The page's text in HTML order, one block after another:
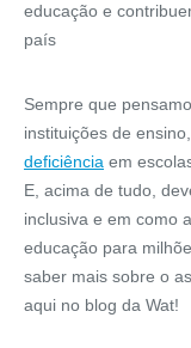
educação e
país
Sempre que
instituições de
deficiência em
E, acima de tudo,
inclusiva e em como
educação para
saber mais sobre o
aqui no blog da Wat!